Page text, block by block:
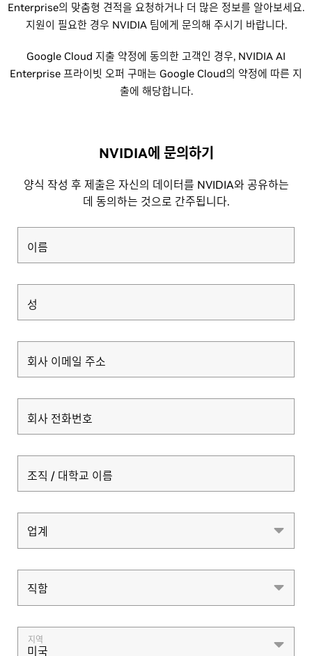
Enterprise의 맞춤형 견적을 요청하거나 더 많은 정보를 알아보세요.
지원이 필요한 경우 NVIDIA 팀에게 문의해 주시기 바랍니다.
Google Cloud 지출 약정에 동의한 고객인 경우, NVIDIA AI
Enterprise 프라이빗 오퍼 구매는 Google Cloud의 약정에 따른 지
출에 해당합니다.
NVIDIA에 문의하기
양식 작성 후 제출은 자신의 데이터를 NVIDIA와 공유하는
데 동의하는 것으로 간주됩니다.
이름
성
회사 이메일 주소
회사 전화번호
조직 / 대학교 이름
업계
업계
직함
직함
지역
미국